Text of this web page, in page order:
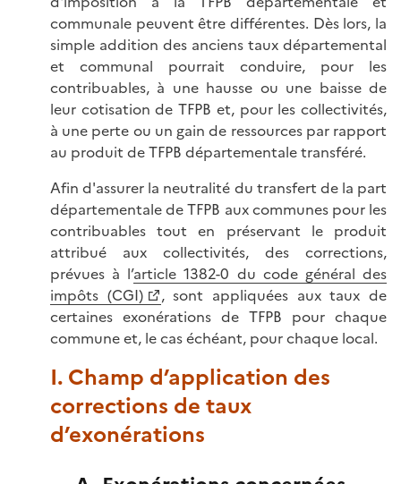
communale peuvent être différentes. Dès lors, la
simple addition des anciens taux départemental
et communal pourrait conduire, pour les
contribuables, à une hausse ou une baisse de
leur cotisation de TFPB et, pour les collectivités,
à une perte ou un gain de ressources par rapport
au produit de TFPB départementale transféré.
Afin d'assurer la neutralité du transfert de la part
départementale de TFPB aux communes pour les
contribuables tout en préservant le produit
attribué aux collectivités, des corrections,
prévues à l’article 1382-0 du code général des
impôts (CGI)
, sont appliquées aux taux de
certaines exonérations de TFPB pour chaque
commune et, le cas échéant, pour chaque local.
I. Champ d’application des
corrections de taux
d’exonérations